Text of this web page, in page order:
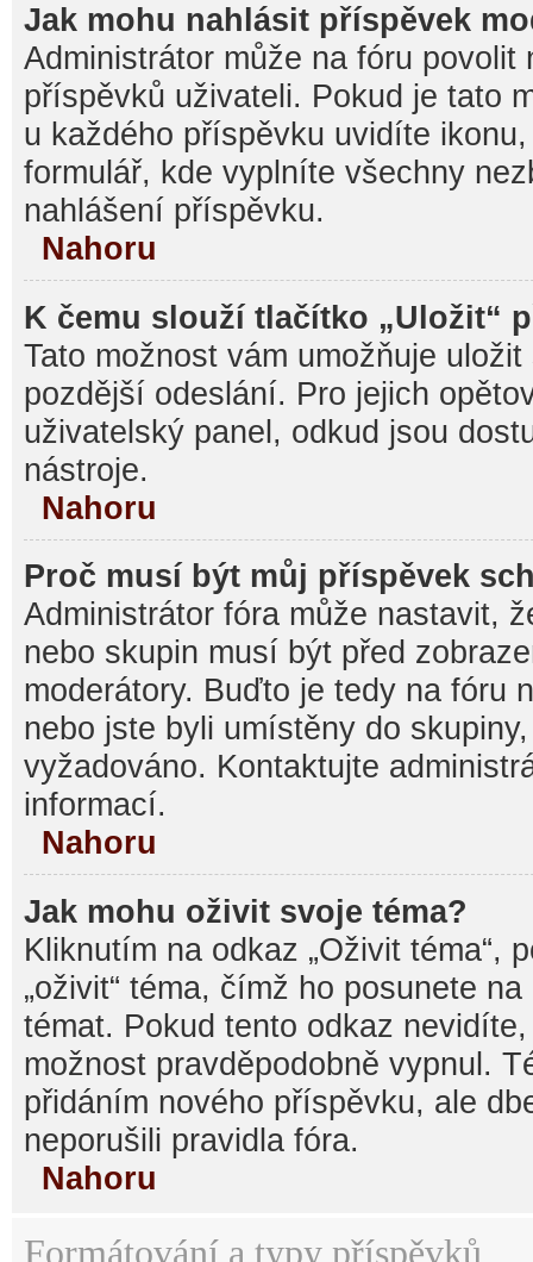
Jak mohu nahlásit příspěvek
Administrátor může na fóru povolit
příspěvků uživateli. Pokud je tato
u každého příspěvku uvidíte
formulář, kde vyplníte všechny
nahlášení příspěvku.
Nahoru
K čemu slouží tlačítko „Uložit“
Tato možnost vám umožňuje
pozdější odeslání. Pro jejich
uživatelský panel, odkud jsou
nástroje.
Nahoru
Proč musí být můj příspěvek
Administrátor fóra může nastavit,
nebo skupin musí být před
moderátory. Buďto je tedy na fóru
nebo jste byli umístěny do
vyžadováno. Kontaktujte
informací.
Nahoru
Jak mohu oživit svoje téma?
Kliknutím na odkaz „Oživit téma“,
„oživit“ téma, čímž ho posunete
témat. Pokud tento odkaz
možnost pravděpodobně vypnul.
přidáním nového příspěvku, ale
neporušili pravidla fóra.
Nahoru
Formátování a typy příspěvků